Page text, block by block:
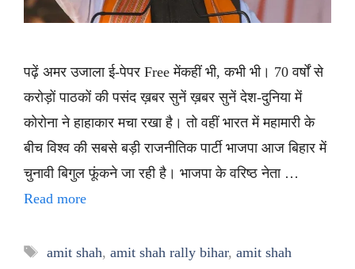
पढ़ें अमर उजाला ई-पेपर Free मेंकहीं भी, कभी भी। 70 वर्षों से
करोड़ों पाठकों की पसंद ख़बर सुनें ख़बर सुनें देश-दुनिया में
कोरोना ने हाहाकार मचा रखा है। तो वहीं भारत में महामारी के
बीच विश्व की सबसे बड़ी राजनीतिक पार्टी भाजपा आज बिहार में
चुनावी बिगुल फूंकने जा रही है। भाजपा के वरिष्ठ नेता …
Read more
Tags
amit shah, amit shah rally bihar, amit shah